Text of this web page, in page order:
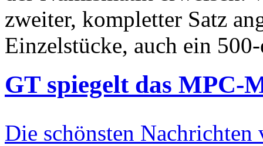
zweiter, kompletter Satz
Einzelstücke, auch ein
GT spiegelt das MPC-
Die schönsten Nachrichten